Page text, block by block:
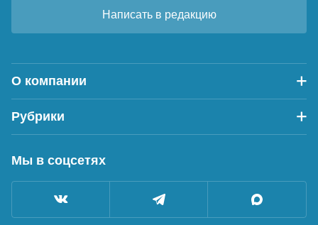
Написать в редакцию
О компании
Рубрики
Мы в соцсетях